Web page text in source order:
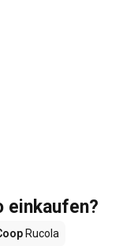
einkaufen?
Rucola